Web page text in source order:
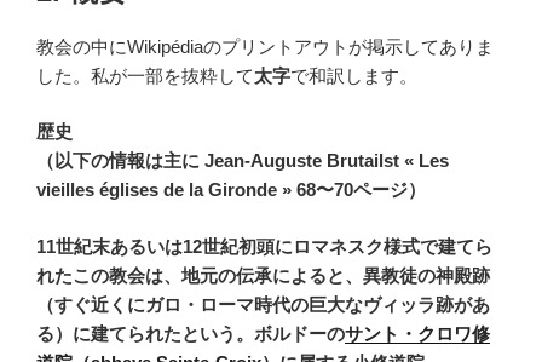
教会の中にWikipédiaのプリントアウトが掲示してありま
した。私が一部を抜粋して太字で和訳します。
歴史
（以下の情報は主に Jean-Auguste Brutailst « Les
vieilles églises de la Gironde » 68〜70ページ）
11世紀末あるいは12世紀初頭にロマネスク様式で建てら
れたこの教会は、地元の伝承によると、異教徒の神殿跡
（すぐ近くにガロ・ローマ時代の巨大なヴィッラ跡があ
る）に建てられたという。ボルドーのサント・クロワ修